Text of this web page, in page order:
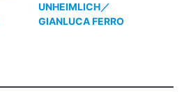
UNHEIMLICH／
GIANLUCA FERRO